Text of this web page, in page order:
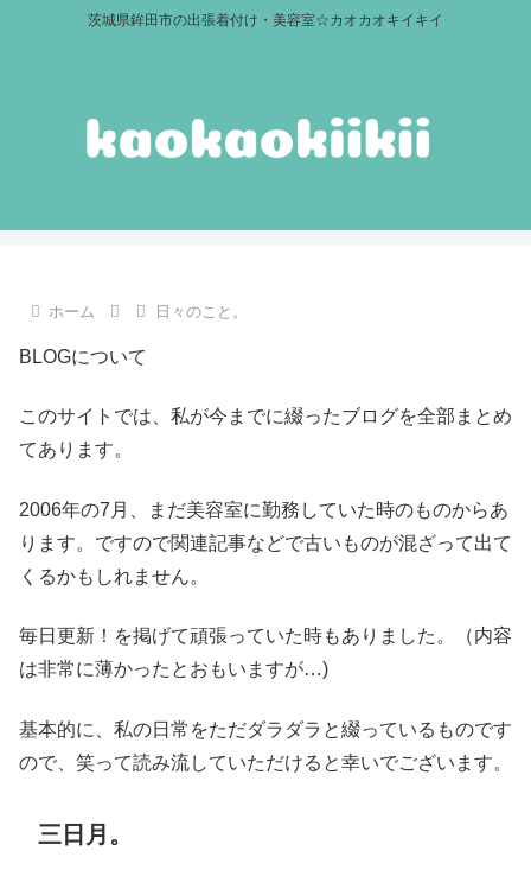
茨城県鉾田市の出張着付け・美容室☆カオカオキイキイ
ホーム 日々のこと。
BLOGについて
このサイトでは、私が今までに綴ったブログを全部まとめ
てあります。
2006年の7月、まだ美容室に勤務していた時のものからあ
ります。ですので関連記事などで古いものが混ざって出て
くるかもしれません。
毎日更新！を掲げて頑張っていた時もありました。（内容
は非常に薄かったとおもいますが…)
基本的に、私の日常をただダラダラと綴っているものです
ので、笑って読み流していただけると幸いでございます。
三日月。